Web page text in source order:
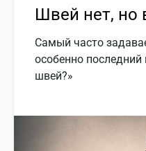
Швей нет, но
Самый часто
особенно последний
швей?»